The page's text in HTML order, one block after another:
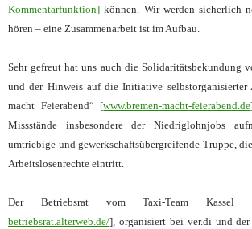
Kommentarfunktion] können. Wir werden sicherlich
hören – eine Zusammenarbeit ist im Aufbau.
Sehr gefreut hat uns auch die Solidaritätsbekundung
und der Hinweis auf die Initiative selbstorganisierter
macht Feierabend“ [www.bremen-macht-feierabend.de
Missstände insbesondere der Niedriglohnjobs
umtriebige und gewerkschaftsübergreifende Truppe,
Arbeitslosenrechte eintritt.
Der Betriebsrat vom Taxi-Team Kassel
betriebsrat.alterweb.de/], organisiert bei ver.di und